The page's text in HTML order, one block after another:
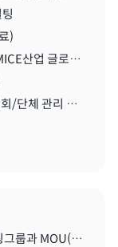
)
‘청년 일자리 창출 및 창업 활성화를 위한 MICE산업 글로벌화를 위한 세미나'
정책토론회 ‘MICE 산업의 신 성장 동력: 협회/단체 관리 및 복합리조트 산업’
한국MICE융합리더스포럼, (주)이언컨설팅그룹과 MOU(업무협약) 체결식